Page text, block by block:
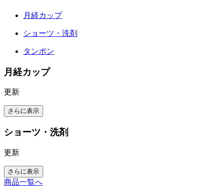
月経カップ
ショーツ・洗剤
タンポン
月経カップ
更新
さらに表示
ショーツ・洗剤
更新
さらに表示
商品一覧へ